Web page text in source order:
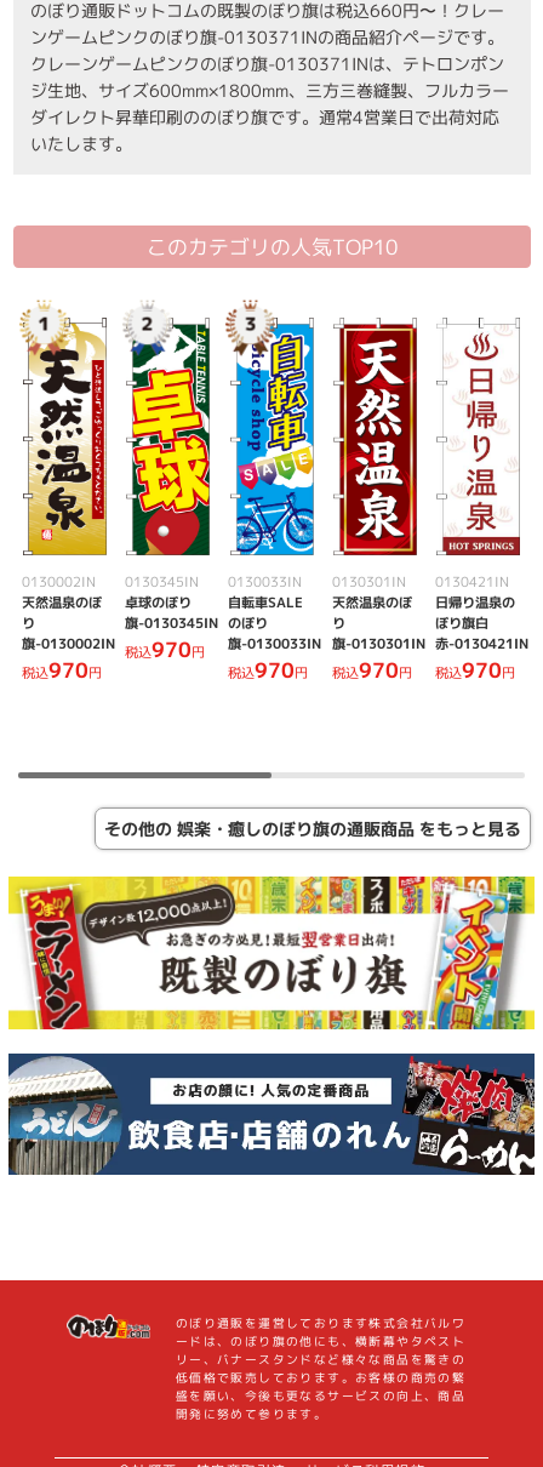
のぼり通販ドットコムの既製のぼり旗は税込660円〜！クレー
ンゲームピンクのぼり旗-0130371INの商品紹介ページです。
クレーンゲームピンクのぼり旗-0130371INは、テトロンポン
ジ生地、サイズ600mm×1800mm、三方三巻縫製、フルカラー
ダイレクト昇華印刷ののぼり旗です。通常4営業日で出荷対応
いたします。
このカテゴリの人気TOP10
0130002IN
天然温泉のぼ
り
旗-0130002IN
税込970円
0130345IN
卓球のぼり
旗-0130345IN
税込970円
0130033IN
自転車SALE
のぼり
旗-0130033IN
税込970円
0130301IN
天然温泉のぼ
り
旗-0130301IN
税込970円
0130421IN
日帰り温泉の
ぼり旗白
赤-0130421IN
税込970円
その他の 娯楽・癒しのぼり旗の通販商品 をもっと見る
のぼり通販を運営しております株式会社バルワ
ードは、のぼり旗の他にも、横断幕やタペスト
リー、バナースタンドなど様々な商品を驚きの
低価格で販売しております。お客様の商売の繁
盛を願い、今後も更なるサービスの向上、商品
開発に努めて参ります。